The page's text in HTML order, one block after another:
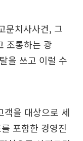
문치사사건, 그
조롱하는 광
을 쓰고 이럴 수
객을 대상으로 세
포함한 경영진